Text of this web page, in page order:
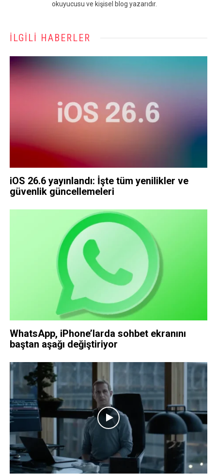
okuyucusu ve kişisel blog yazarıdır.
İLGILI HABERLER
iOS 26.6 yayınlandı: İşte tüm yenilikler ve
güvenlik güncellemeleri
WhatsApp, iPhone’larda sohbet ekranını
baştan aşağı değiştiriyor